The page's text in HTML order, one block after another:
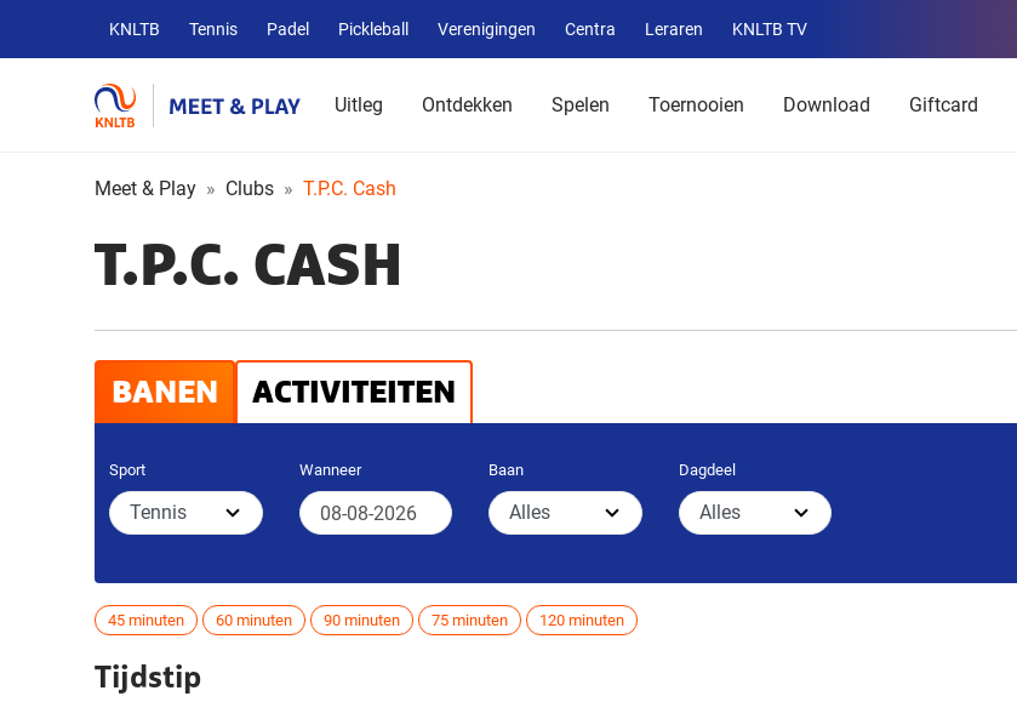
Overige
KNLTB
websites
KNLTB Tennis Padel Pickleball Verenigingen Centra Leraren KNLTB TV
Service
menu
Uitleg Ontdekken Spelen Toernooien Download Giftcard
Meet & Play Clubs T.P.C. Cash
T.P.C. CASH
BANEN ACTIVITEITEN
Sport Wanneer Baan Dagdeel
45 minuten 60 minuten 90 minuten 75 minuten 120 minuten
Tijdstip